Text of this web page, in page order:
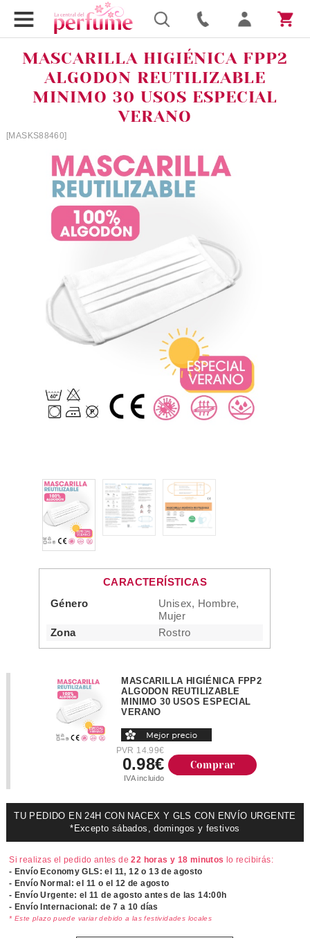
MASCARILLA HIGIÉNICA FPP2
ALGODON REUTILIZABLE
MINIMO 30 USOS ESPECIAL
VERANO
[MASKS88460]
CARACTERÍSTICAS
Género
Unisex, Hombre,
Mujer
Zona
Rostro
MASCARILLA HIGIÉNICA FPP2
ALGODON REUTILIZABLE
MINIMO 30 USOS ESPECIAL
VERANO
PVR 14.99€
0.98€
IVA incluido
Comprar
TU PEDIDO EN 24H CON NACEX Y GLS CON ENVÍO URGENTE
*Excepto sábados, domingos y festivos
Si realizas el pedido antes de22 horas y 18 minutos lo recibirás:
- Envío Economy GLS: el 11, 12 o 13 de agosto
- Envío Normal: el 11 o el 12 de agosto
- Envío Urgente: el11 de agosto antes de las 14:00h
- Envío Internacional: de 7 a 10 días
* Este plazo puede variar debido a las festividades locales